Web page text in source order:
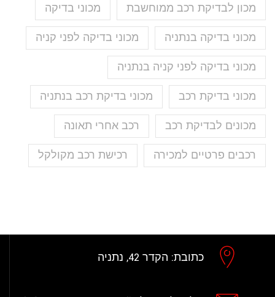
מכון לבדיקת רכב ממוחשבת מכוני בדיקה
מכוני בדיקה בנתניה מכוני בדיקה לפני קניה
מכוני בדיקה לפני קניה בנתניה
מכוני בדיקת רכב מכוני בדיקת רכב בנתניה
מכונים לבדיקת רכב רכב אחרי תאונה
רכבים פרטיים למכירה רכישת רכב מקולקל
כתובת: הקדר 42, נתניה